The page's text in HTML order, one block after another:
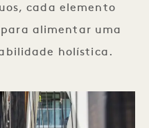
cada elemento
alimentar uma
holística.